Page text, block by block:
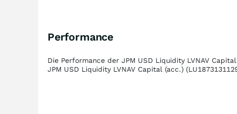
Performance
Die Performance der JPM USD Liquidity LVNAV
JPM USD Liquidity LVNAV Capital (acc.)